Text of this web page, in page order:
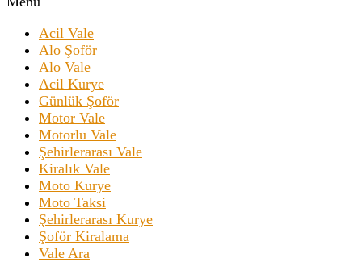
Acil Vale
Alo Şoför
Alo Vale
Acil Kurye
Günlük Şoför
Motor Vale
Motorlu Vale
Şehirlerarası Vale
Kiralık Vale
Moto Kurye
Moto Taksi
Şehirlerarası Kurye
Şoför Kiralama
Vale Ara